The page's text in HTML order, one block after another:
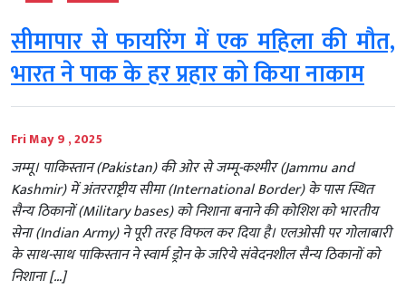
सीमापार से फायरिंग में एक महिला की मौत,
भारत ने पाक के हर प्रहार को किया नाकाम
Fri May 9 , 2025
जम्मू। पाकिस्तान (Pakistan) की ओर से जम्मू-कश्मीर (Jammu and
Kashmir) में अंतरराष्ट्रीय सीमा (International Border) के पास स्थित
सैन्य ठिकानों (Military bases) को निशाना बनाने की कोशिश को भारतीय
सेना (Indian Army) ने पूरी तरह विफल कर दिया है। एलओसी पर गोलाबारी
के साथ-साथ पाकिस्तान ने स्वार्म ड्रोन के जरिये संवेदनशील सैन्य ठिकानों को
निशाना […]